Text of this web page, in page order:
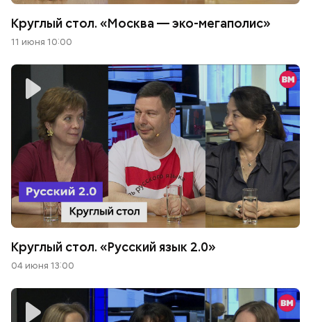
Круглый стол. «Москва — эко-мегаполис»
11 июня 10:00
Круглый стол. «Русский язык 2.0»
04 июня 13:00